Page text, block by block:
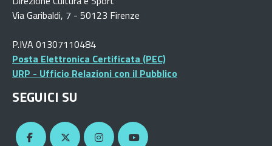
Via Garibaldi, 7 - 50123 Firenze
P.IVA 01307110484
Posta Elettronica Certificata (PEC)
URP - Ufficio Relazioni con il Pubblico
SEGUICI SU